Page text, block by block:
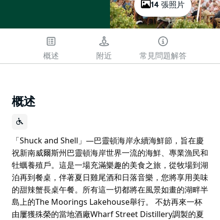
14 張照片
概述 附近 常見問題解答
概述
「Shuck and Shell」—巴靈頓海岸永續海鮮節，旨在慶
祝新南威爾斯州巴靈頓海岸世界一流的海鮮、專業漁民和
牡蠣養殖戶。這是一場充滿樂趣的美食之旅，從牧場到湖
泊再到餐桌，伴著夏日雞尾酒和日落音樂，您將享用美味
的甜辣蟹長桌午餐。所有這一切都將在風景如畫的湖畔半
島上的The Moorings Lakehouse舉行。 不妨再來一杯
由屢獲殊榮的當地酒廠Wharf Street Distillery調製的夏